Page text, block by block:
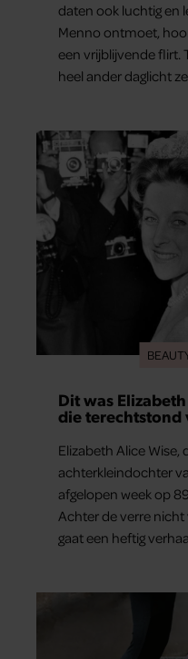
daten ook luchtig en
Menno ontmoet,
een vrijblijvende flirt.
heel ander daglicht
Dit was
die terechtstond
Elizabeth Alice Wise,
achterkleindochter
afgelopen week op
Achter de verre nicht
gaat een heftig